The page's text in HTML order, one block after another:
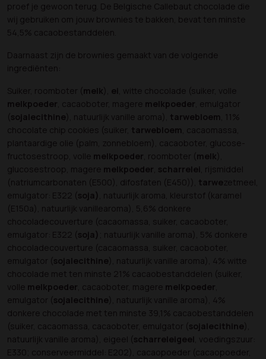
proef je gewoon terug. De Belgische Callebaut chocolade die
wij gebruiken om jouw brownies te bakken, bevat ten minste
54,5% cacaobestanddelen.
Daarnaast zijn de brownies gemaakt van de volgende
ingrediënten:
Suiker, roomboter ( melk ), ei, witte chocolade (suiker, volle
melkpoeder, cacaoboter, magere melkpoeder, emulgator
( sojalecithine ), natuurlijk vanille aroma), tarwebloem, 11%
chocolate chip cookies (suiker, tarwebloem, cacaomassa,
plantaardige olie (palm, zonnebloem), cacaoboter, glucose-
fructosestroop, volle melkpoeder, roomboter ( melk ),
glucosestroop, magere melkpoeder, scharrelei, rijsmiddel
(natriumcarbonaten (E500), difosfaten (E450)), tarwezetmeel,
emulgator: E322 ( soja) , natuurlijk aroma, kleurstof (karamel
(E150a), natuurlijk vanillearoma), 5,6% donkere
chocoladecouverture (cacaomassa, suiker, cacaoboter,
emulgator: E322 ( soja) ; natuurlijk vanille aroma), 5% donkere
chocoladecouverture (cacaomassa, suiker, cacaoboter,
emulgator ( sojalecithine ), natuurlijk vanille aroma), 4% witte
chocolade met ten minste 21% cacaobestanddelen (suiker,
volle melkpoeder, cacaoboter, magere melkpoeder,
emulgator ( sojalecithine ), natuurlijk vanille aroma), 4%
donkere chocolade met ten minste 39,1% cacaobestanddelen
(suiker, cacaomassa, cacaoboter, emulgator ( sojalecithine ),
natuurlijk vanille aroma), eigeel ( scharreleigeel, voedingszuur:
E330; conserveermiddel: E202), cacaopoeder (cacaopoeder,